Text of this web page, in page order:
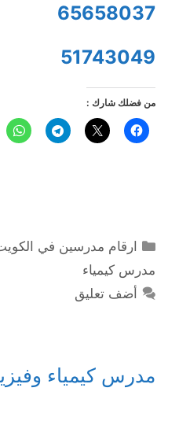
65658037
51743049
من فضلك شارك :
التصنيفات
ارقام مدرسين في
مدرس كيمياء
أضف تعليق
مدرس كيمياء